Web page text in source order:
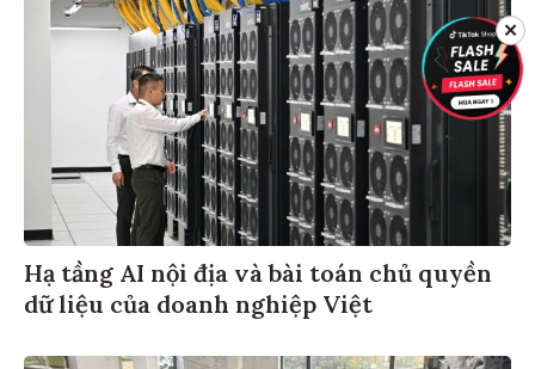
Hạ tầng AI nội địa và bài toán chủ quyền
dữ liệu của doanh nghiệp Việt
✕